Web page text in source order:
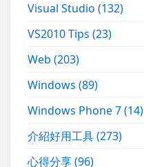
Visual Studio(132)
VS2010 Tips(23)
Web(203)
Windows(89)
Windows Phone 7(14)
介紹好用工具(273)
心得分享(96)